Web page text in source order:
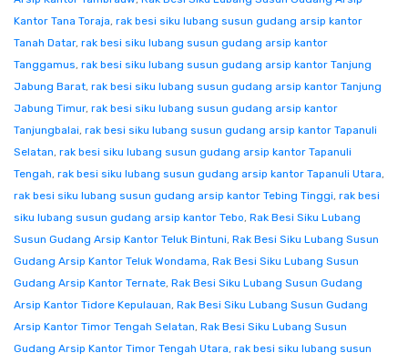
Kantor Tana Toraja, rak besi siku lubang susun gudang arsip kantor
Tanah Datar, rak besi siku lubang susun gudang arsip kantor
Tanggamus, rak besi siku lubang susun gudang arsip kantor Tanjung
Jabung Barat, rak besi siku lubang susun gudang arsip kantor Tanjung
Jabung Timur, rak besi siku lubang susun gudang arsip kantor
Tanjungbalai, rak besi siku lubang susun gudang arsip kantor Tapanuli
Selatan, rak besi siku lubang susun gudang arsip kantor Tapanuli
Tengah, rak besi siku lubang susun gudang arsip kantor Tapanuli Utara,
rak besi siku lubang susun gudang arsip kantor Tebing Tinggi, rak besi
siku lubang susun gudang arsip kantor Tebo, Rak Besi Siku Lubang
Susun Gudang Arsip Kantor Teluk Bintuni, Rak Besi Siku Lubang Susun
Gudang Arsip Kantor Teluk Wondama, Rak Besi Siku Lubang Susun
Gudang Arsip Kantor Ternate, Rak Besi Siku Lubang Susun Gudang
Arsip Kantor Tidore Kepulauan, Rak Besi Siku Lubang Susun Gudang
Arsip Kantor Timor Tengah Selatan, Rak Besi Siku Lubang Susun
Gudang Arsip Kantor Timor Tengah Utara, rak besi siku lubang susun